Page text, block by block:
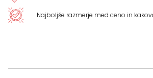
Najboljše razmerje med ceno in